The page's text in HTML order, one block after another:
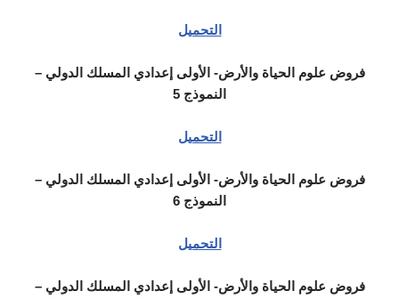
التحميل
فروض علوم الحياة والأرض- الأولى إعدادي المسلك الدولي –
النموذج 5
التحميل
فروض علوم الحياة والأرض- الأولى إعدادي المسلك الدولي –
النموذج 6
التحميل
فروض علوم الحياة والأرض- الأولى إعدادي المسلك الدولي –